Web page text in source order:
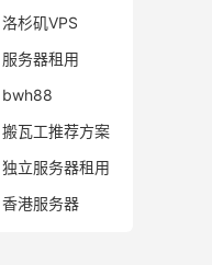
洛杉矶VPS
服务器租用
bwh88
搬瓦工推荐方案
独立服务器租用
香港服务器